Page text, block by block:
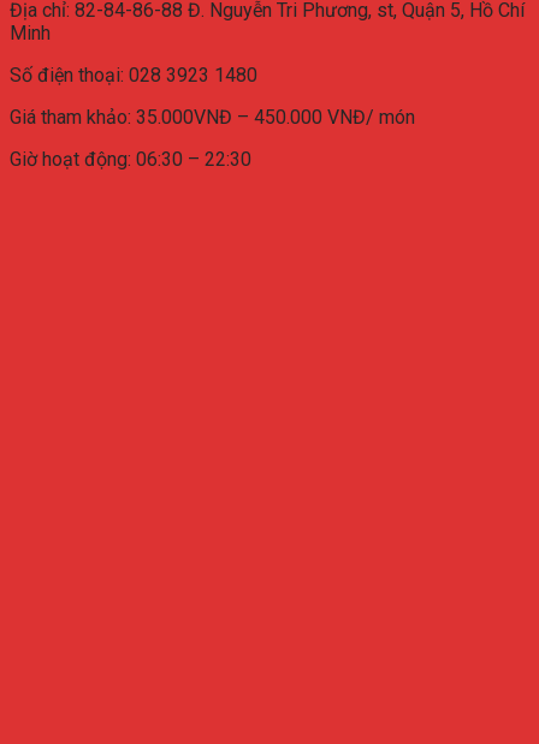
Địa chỉ: 82-84-86-88 Đ. Nguyễn Tri Phương, st, Quận 5, Hồ Chí
Minh
Số điện thoại: 028 3923 1480
Giá tham khảo: 35.000VNĐ – 450.000 VNĐ/ món
Giờ hoạt động: 06:30 – 22:30